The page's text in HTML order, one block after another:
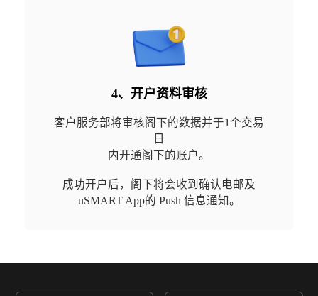
4、开户资料审核
客户服务部将审核阁下的数据并于1个交易
日
内开通阁下的账户。
成功开户后，阁下将会收到确认电邮及
uSMART App的 Push 信息通知。